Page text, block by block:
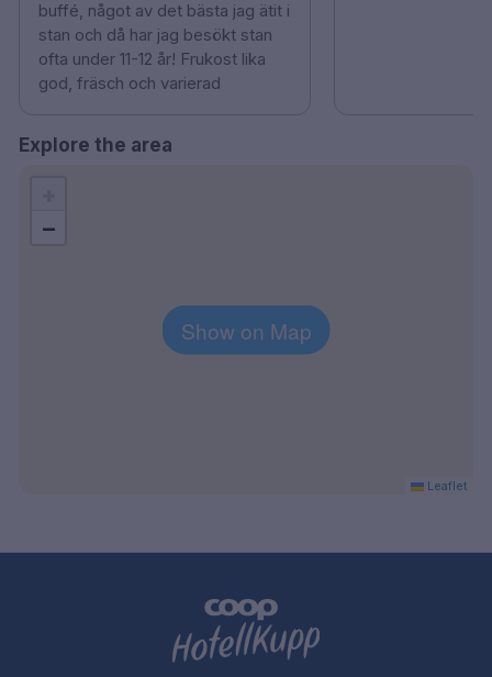
buffé, något av det bästa jag ätit i
stan och då har jag besökt stan
ofta under 11-12 år! Frukost lika
god, fräsch och varierad
Explore the area
Show on Map
−
Leaflet